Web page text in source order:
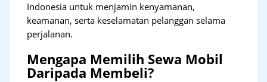
Indonesia untuk menjamin kenyamanan,
keamanan, serta keselamatan pelanggan selama
perjalanan.
Mengapa Memilih Sewa Mobil
Daripada Membeli?